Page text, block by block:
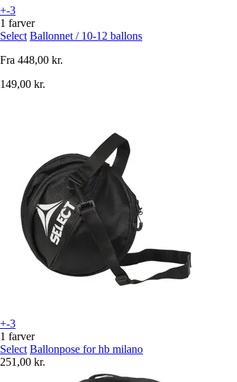
+-3
1 farver
Select Ballonnet / 10-12 ballons
Fra 448,00 kr.
149,00 kr.
+-3
1 farver
Select Ballonpose for hb milano
251,00 kr.